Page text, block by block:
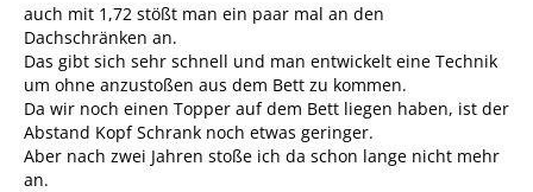
auch mit 1,72 stößt man ein paar mal an den
Dachschränken an.
Das gibt sich sehr schnell und man entwickelt eine Technik
um ohne anzustoßen aus dem Bett zu kommen.
Da wir noch einen Topper auf dem Bett liegen haben, ist der
Abstand Kopf Schrank noch etwas geringer.
Aber nach zwei Jahren stoße ich da schon lange nicht mehr
an.